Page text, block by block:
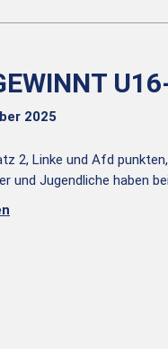
2025
2, Linke und Afd
und Jugendliche haben